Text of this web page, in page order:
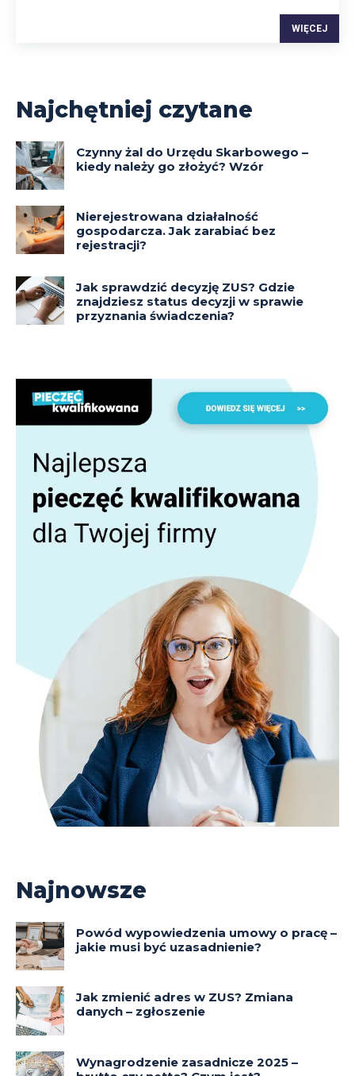
WIĘCEJ
Najchętniej czytane
Czynny żal do Urzędu Skarbowego –
kiedy należy go złożyć? Wzór
Nierejestrowana działalność
gospodarcza. Jak zarabiać bez
rejestracji?
Jak sprawdzić decyzję ZUS? Gdzie
znajdziesz status decyzji w sprawie
przyznania świadczenia?
Najnowsze
Powód wypowiedzenia umowy o pracę –
jakie musi być uzasadnienie?
Jak zmienić adres w ZUS? Zmiana
danych – zgłoszenie
Wynagrodzenie zasadnicze 2025 –